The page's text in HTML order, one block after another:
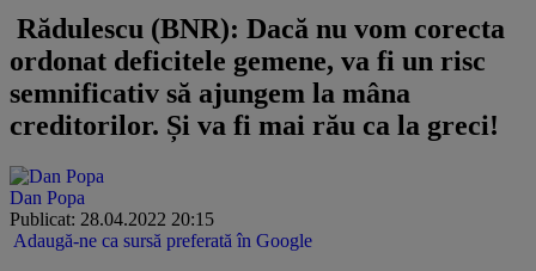
​ Rădulescu (BNR): Dacă nu vom corecta
ordonat deficitele gemene, va fi un risc
semnificativ să ajungem la mâna
creditorilor. Și va fi mai rău ca la greci!
Dan Popa
Publicat: 28.04.2022 20:15
Adaugă-ne ca sursă preferată în Google